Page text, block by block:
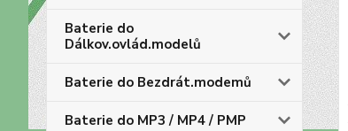
Baterie do
Dálkov.ovlád.modelů
Baterie do Bezdrát.modemů
Baterie do MP3 / MP4 / PMP